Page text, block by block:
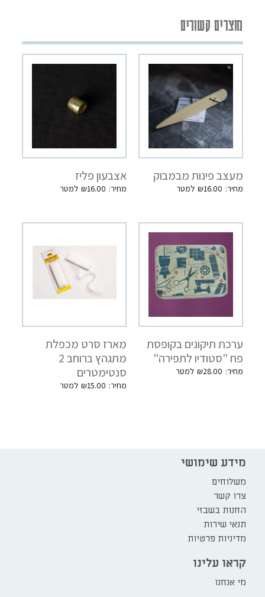
מוצרים קשורים
מעצב פינות מבמבוק
₪16.00
אצבעון פליז
₪16.00
ערכת תיקונים בקופסת
פח "סטודיו לתפירה"
₪28.00
מארז סרט מכפלת
מתגהץ ברוחב 2
סנטימטרים
₪15.00
מידע שימושי
משלוחים
צרו קשר
החנות בשבזי
תנאי שירות
מדיניות פרטיות
קראו עלינו
מי אנחנו